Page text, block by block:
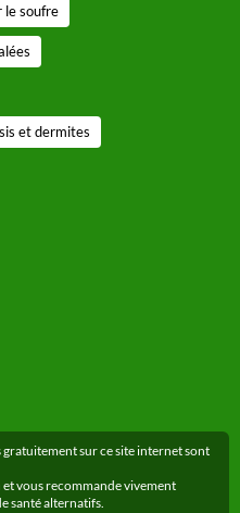
le soufre
et dermites
sur ce site internet sont
vous recommande vivement
santé alternatifs.